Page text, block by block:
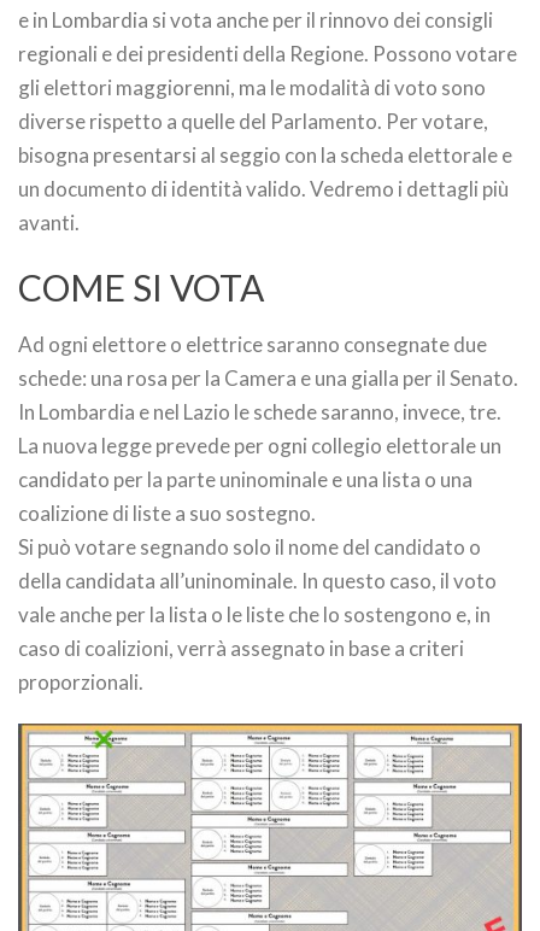
e in Lombardia si vota anche per il rinnovo dei consigli
regionali e dei presidenti della Regione. Possono votare
gli elettori maggiorenni, ma le modalità di voto sono
diverse rispetto a quelle del Parlamento. Per votare,
bisogna presentarsi al seggio con la scheda elettorale e
un documento di identità valido. Vedremo i dettagli più
avanti.
COME SI VOTA
Ad ogni elettore o elettrice saranno consegnate due
schede: una rosa per la Camera e una gialla per il Senato.
In Lombardia e nel Lazio le schede saranno, invece, tre.
La nuova legge prevede per ogni collegio elettorale un
candidato per la parte uninominale e una lista o una
coalizione di liste a suo sostegno.
Si può votare segnando solo il nome del candidato o
della candidata all’uninominale. In questo caso, il voto
vale anche per la lista o le liste che lo sostengono e, in
caso di coalizioni, verrà assegnato in base a criteri
proporzionali.